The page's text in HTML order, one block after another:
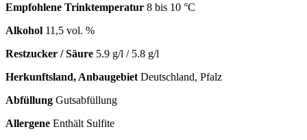
Empfohlene Trinktemperatur 8 bis 10 °C
Alkohol 11,5 vol. %
Restzucker / Säure 5.9 g/l / 5.8 g/l
Herkunftsland, Anbaugebiet Deutschland, Pfalz
Abfüllung Gutsabfüllung
Allergene Enthält Sulfite